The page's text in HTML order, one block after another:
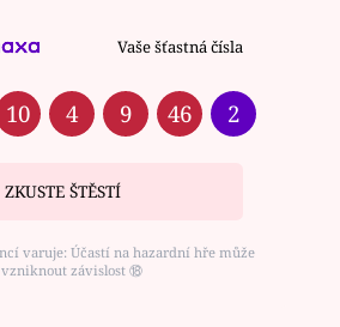
Vaše šťastná čísla
10 4 9 46 2
ZKUSTE ŠTĚSTÍ
varuje: Účastí na hazardní hře může
vzniknout závislost ⑱